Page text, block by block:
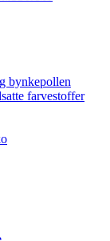
bynkepollen
farvestoffer